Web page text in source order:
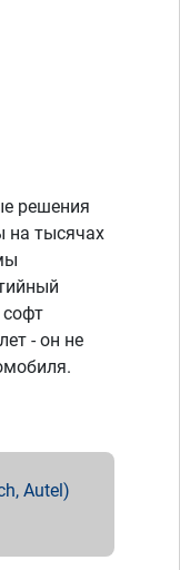
решения
на тысячах
- он не
Autel)